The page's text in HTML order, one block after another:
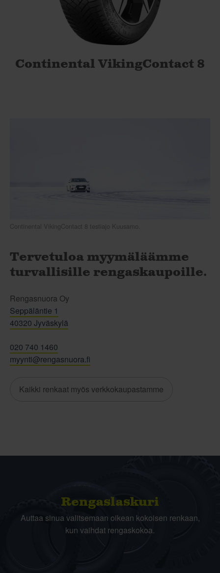
Continental VikingContact 8
Continental VikingContact 8 testiajo Kuusamo.
Tervetuloa myymäläämme
turvallisille rengaskaupoille.
Rengasnuora Oy
Seppäläntie 1
40320 Jyväskylä
020 740 1460
myynti@rengasnuora.fi
Kaikki renkaat myös verkkokaupastamme
Rengas­laskuri
Auttaa sinua valitsemaan oikean kokoisen renkaan,
kun vaihdat rengaskokoa.